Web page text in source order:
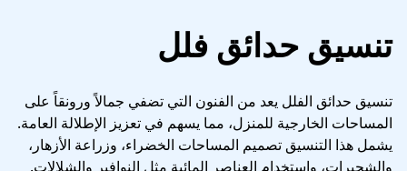
تنسيق حدائق فلل
تنسيق حدائق الفلل يعد من الفنون التي تضفي جمالاً ورونقاً على
المساحات الخارجية للمنزل، مما يسهم في تعزيز الإطلالة العامة.
يشمل هذا التنسيق تصميم المساحات الخضراء، وزراعة الأزهار،
والشجيرات، واستخدام العناصر المائية مثل النوافير والشلالات.